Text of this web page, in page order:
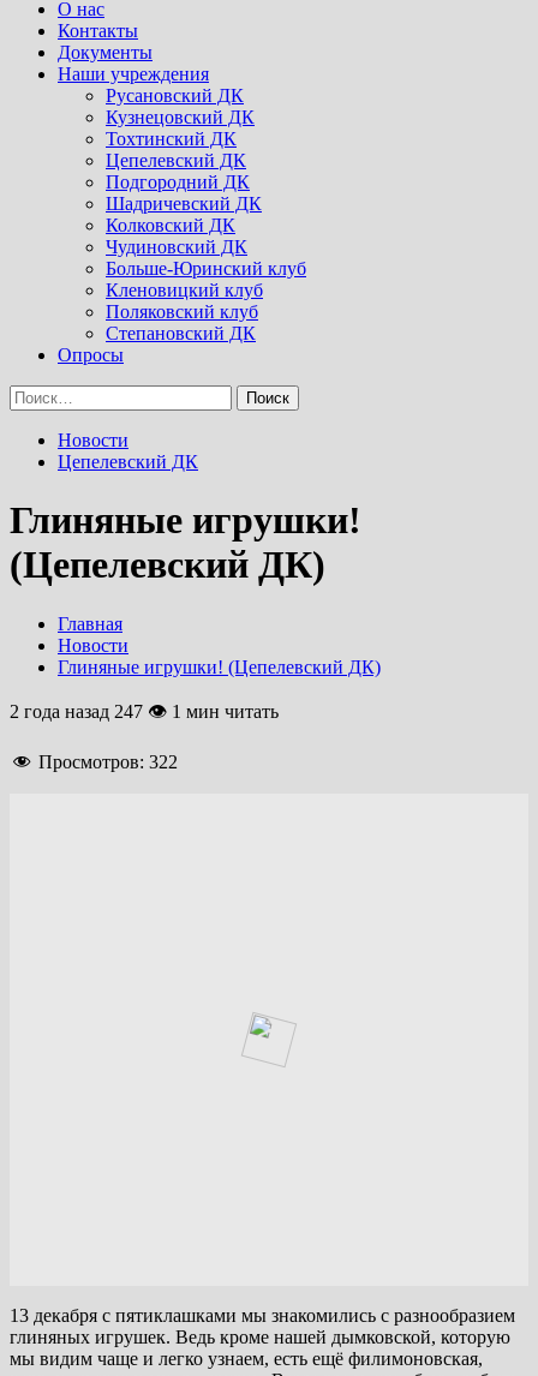
Menu
О нас
Контакты
Документы
Наши учреждения
Русановский ДК
Кузнецовский ДК
Тохтинский ДК
Цепелевский ДК
Подгородний ДК
Шадричевский ДК
Колковский ДК
Чудиновский ДК
Больше-Юринский клуб
Кленовицкий клуб
Поляковский клуб
Степановский ДК
Опросы
Найти:
Новости
Цепелевский ДК
Глиняные игрушки!
(Цепелевский ДК)
Главная
Новости
Глиняные игрушки! (Цепелевский ДК)
2 года назад 247 👁 1 мин читать
Просмотров: 322
13 декабря с пятиклашками мы знакомились с разнообразием
глиняных игрушек. Ведь кроме нашей дымковской, которую
мы видим чаще и легко узнаем, есть ещё филимоновская,